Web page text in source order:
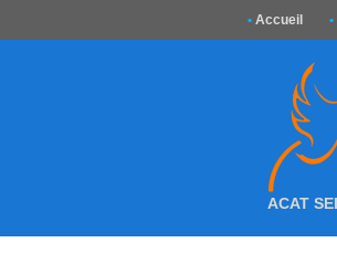
• Accueil •
ACAT